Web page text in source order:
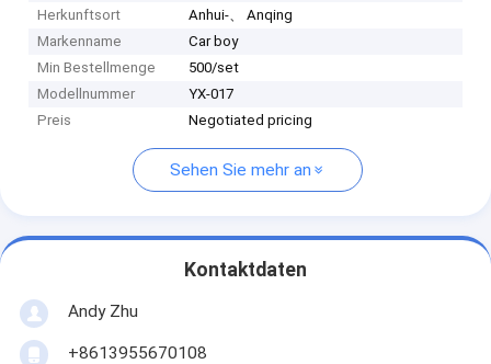
Herkunftsort
Anhui-、 Anqing
Markenname
Car boy
Min Bestellmenge
500/set
Modellnummer
YX-017
Preis
Negotiated pricing
Sehen Sie mehr an
Kontaktdaten
Andy Zhu
+8613955670108